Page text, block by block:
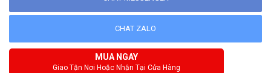
CHAT ZALO
MUA NGAY
Giao Tận Nơi Hoặc Nhận Tại Cửa Hàng